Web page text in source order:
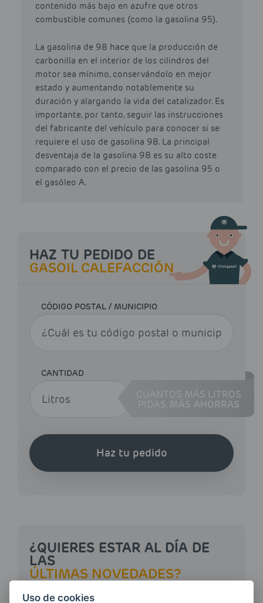
contenido más bajo en azufre que otros
combustible comunes (como la gasolina 95).
La gasolina de 98 hace que la producción de
carbonilla en el interior de los cilindros del
motor sea mínimo, conservándolo en mejor
estado y aumentando notablemente su
duración y alargando la vida del catalizador. Es
importante, por tanto, seguir las instrucciones
del fabricante del vehículo para conocer si se
requiere el uso de gasolina 98. La principal
desventaja de la gasolina 98 es su alto coste
comparado con el precio de las gasolina 95 o
el gasóleo A.
HAZ TU PEDIDO DE
GASOIL CALEFACCIÓN
CÓDIGO POSTAL / MUNICIPIO
CANTIDAD
CUANTOS MÁS LITROS
MÁS AHORRAS
Haz tu pedido
¿QUIERES ESTAR AL DÍA DE
LAS
ÚLTIMAS NOVEDADES?
Uso de cookies